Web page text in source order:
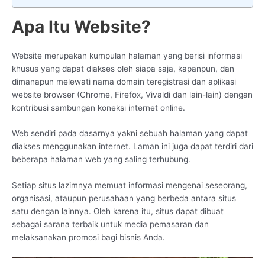
Apa Itu Website?
Website merupakan kumpulan halaman yang berisi informasi
khusus yang dapat diakses oleh siapa saja, kapanpun, dan
dimanapun melewati nama domain teregistrasi dan aplikasi
website browser (Chrome, Firefox, Vivaldi dan lain-lain) dengan
kontribusi sambungan koneksi internet online.
Web sendiri pada dasarnya yakni sebuah halaman yang dapat
diakses menggunakan internet. Laman ini juga dapat terdiri dari
beberapa halaman web yang saling terhubung.
Setiap situs lazimnya memuat informasi mengenai seseorang,
organisasi, ataupun perusahaan yang berbeda antara situs
satu dengan lainnya. Oleh karena itu, situs dapat dibuat
sebagai sarana terbaik untuk media pemasaran dan
melaksanakan promosi bagi bisnis Anda.